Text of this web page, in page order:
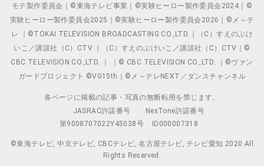
モテ製作委員会｜©東海テレビ事業｜©実験ヒーロー製作委員会2024｜©
実験ヒーロー製作委員会2025｜©実験ヒーロー製作委員会2026｜©メ～テ
レ ｜©TOKAI TELEVISION BROADCASTING CO.,LTD.｜（C）すえのぶけ
いこ／講談社（C）CTV ｜（C）すえのぶけいこ／講談社（C）CTV｜©
CBC TELEVISION CO.,LTD. ｜ ｜© CBC TELEVISION CO.,LTD. ｜©ヴァン
ガードプロジェクト ©VG15th｜©メ～テレNEXT／ダンスチャンネル
各ページに掲載の記事・写真の無断転用を禁じます。
JASRAC許諾番号
NexTone許諾番号
第9008707022Y45038号
ID000007318
©東海テレビ, 中京テレビ, CBCテレビ, 名古屋テレビ, テレビ愛知 2020 All
Rights Reserved.